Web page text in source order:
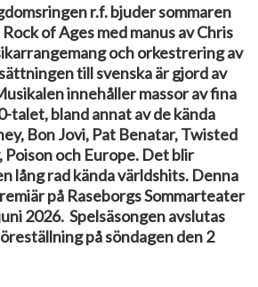
r.f. bjuder sommaren
of Ages med manus av Chris
och orkestrering av
till svenska är gjord av
innehåller massor av fina
talet, bland annat av de kända
Bon Jovi, Pat Benatar, Twisted
Poison och Europe. Det blir
lång rad kända världshits. Denna
på Raseborgs Sommarteater
2026. Spelsäsongen avslutas
på söndagen den 2